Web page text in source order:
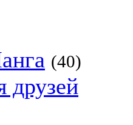
(40)
друзей